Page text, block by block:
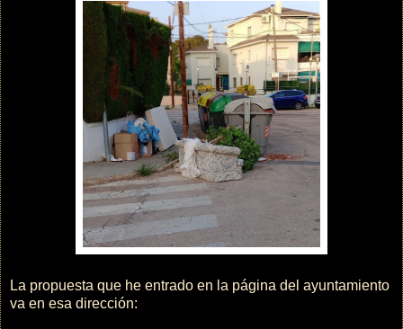
La propuesta que he entrado en la página del ayuntamiento
va en esa dirección: